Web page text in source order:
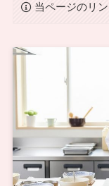
当ページのリ